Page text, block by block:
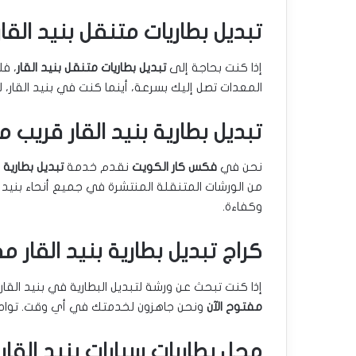
تبديل بطاريات متنقل بنيد
إذا كنت بحاجة إلىتبديل بطاريات متنقل بنيد القار،
المعدات تصل إليك بسرعة، أينما كنت في بنيد
تبديل بطارية بنيد القار قريب
نحن في فكس كار الكويت نقدم خدمةتبديل
من الورشات المتنقلة المنتشرة في جميع أنحاء بنيد
وكفاءة.
كراج تبديل بطارية بنيد القار
إذا كنت تبحث عن ورشة لتبديل البطارية في بنيد
مفتوح الآن ونحن جاهزون لخدمتك في أي وقت.
محل بطاريات سيارات بنيد القار